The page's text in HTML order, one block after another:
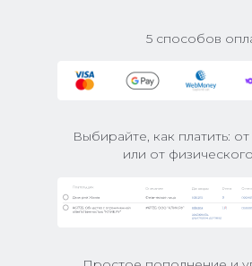
5 способов
Выбирайте, как платить:
или от